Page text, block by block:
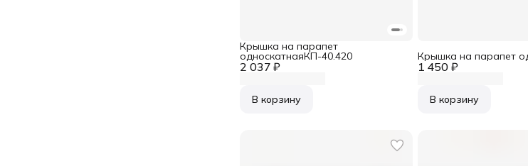
2 037 ₽
Крышка на парапет
односкатнаяКП-40.420
В корзину
1 450 ₽
Крышка на парапет
В корзину